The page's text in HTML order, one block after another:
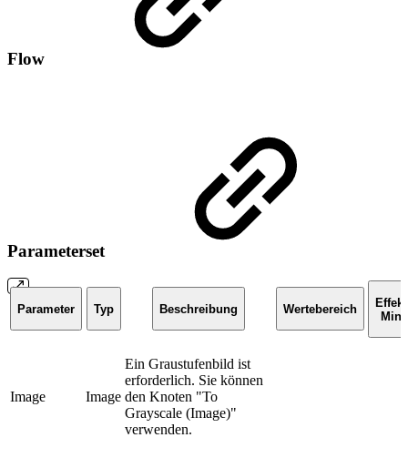
Flow
Parameterset
Parameter Typ Beschreibung Wertebereich
Effekt
Min
Image Image
Ein Graustufenbild ist
erforderlich. Sie können
den Knoten "To
Grayscale (Image)"
verwenden.